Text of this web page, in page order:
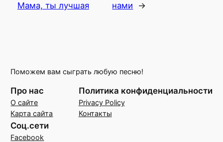
Мама, ты лучшая
нами
→
Поможем вам сыграть любую песню!
Про нас
О сайте
Карта сайта
Политика конфиденциальности
Privacy Policy
Контакты
Соц.сети
Facebook